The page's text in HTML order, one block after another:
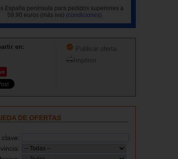
España península para pedidos superiores a
59,90 euros (más iva) (condiciones)
en:
Publicar oferta
Imprimir
DE OFERTAS
clave: